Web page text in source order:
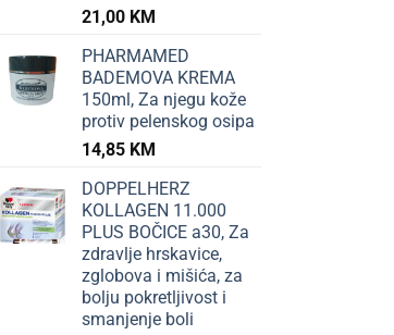
21,00 KM
PHARMAMED
BADEMOVA KREMA
150ml, Za njegu kože
protiv pelenskog osipa
14,85 KM
DOPPELHERZ
KOLLAGEN 11.000
PLUS BOČICE a30, Za
zdravlje hrskavice,
zglobova i mišića, za
bolju pokretljivost i
smanjenje boli